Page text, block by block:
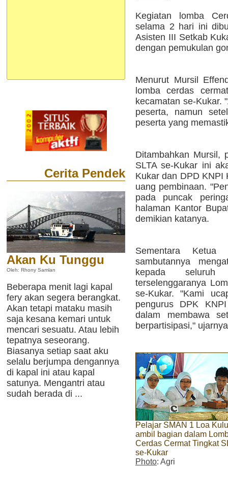
Cerita Pendek
Akan Ku Tunggu
Oleh: Rhony Samlan
Beberapa menit lagi kapal
fery akan segera berangkat.
Akan tetapi mataku masih
saja kesana kemari untuk
mencari sesuatu. Atau lebih
tepatnya seseorang.
Biasanya setiap saat aku
selalu berjumpa dengannya
di kapal ini atau kapal
satunya. Mengantri atau
sudah berada di ...
Kegiatan lomba
selama 2 hari ini
Asisten III Setkab
dengan pemukulan
Menurut Mursil
lomba cerdas
kecamatan se-Kukar.
peserta, namun
peserta yang
Ditambahkan Mursil,
SLTA se-Kukar ini
Kukar dan DPD KNPI
uang pembinaan.
pada puncak
halaman Kantor
demikian katanya.
Sementara
sambutannya
kepada
terselenggaranya
se-Kukar. "Kami
pengurus DPK
dalam membawa
berpartisipasi,"
Pelajar SMAN 1 Loa
ambil bagian dalam
Cerdas Cermat Tingkat
se-Kukar
Photo: Agri